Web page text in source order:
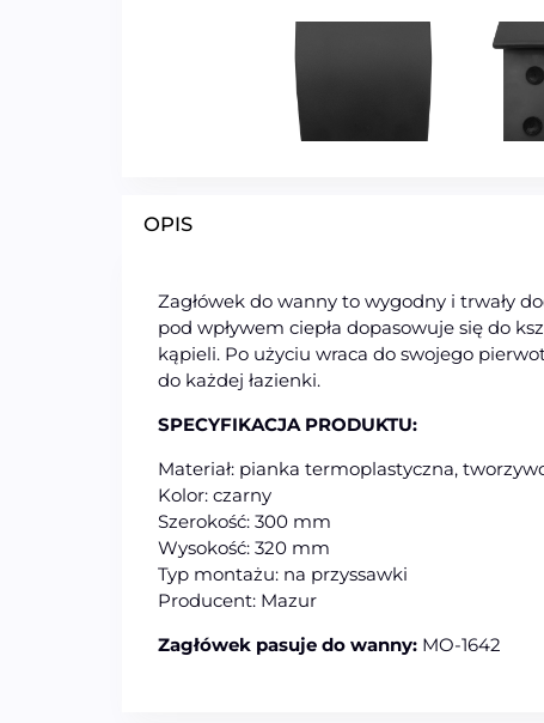
OPIS
Zagłówek do wanny to wygodny i trwały
pod wpływem ciepła dopasowuje się do
kąpieli. Po użyciu wraca do swojego
do każdej łazienki.
SPECYFIKACJA PRODUKTU:
Materiał: pianka termoplastyczna,
Kolor: czarny
Szerokość: 300 mm
Wysokość: 320 mm
Typ montażu: na przyssawki
Producent: Mazur
Zagłówek pasuje do wanny: MO-1642